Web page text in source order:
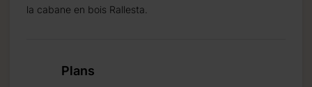
la cabane en bois Rallesta.
Plans